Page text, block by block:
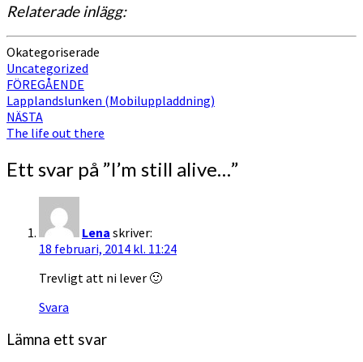
Relaterade inlägg:
Okategoriserade
Uncategorized
Inläggsnavigering
FÖREGÅENDE
Lapplandslunken (Mobiluppladdning)
NÄSTA
The life out there
Ett svar på ”I’m still alive…”
Lena skriver:
18 februari, 2014 kl. 11:24
Trevligt att ni lever 🙂
Svara
Lämna ett svar